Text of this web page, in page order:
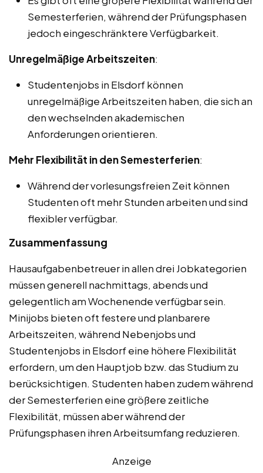
Semesterferien, während der Prüfungsphasen
jedoch eingeschränktere Verfügbarkeit.
Unregelmäßige Arbeitszeiten:
Studentenjobs in Elsdorf können
unregelmäßige Arbeitszeiten haben, die sich an
den wechselnden akademischen
Anforderungen orientieren.
Mehr Flexibilität in den Semesterferien:
Während der vorlesungsfreien Zeit können
Studenten oft mehr Stunden arbeiten und sind
flexibler verfügbar.
Zusammenfassung
Hausaufgabenbetreuer in allen drei Jobkategorien
müssen generell nachmittags, abends und
gelegentlich am Wochenende verfügbar sein.
Minijobs bieten oft festere und planbarere
Arbeitszeiten, während Nebenjobs und
Studentenjobs in Elsdorf eine höhere Flexibilität
erfordern, um den Hauptjob bzw. das Studium zu
berücksichtigen. Studenten haben zudem während
der Semesterferien eine größere zeitliche
Flexibilität, müssen aber während der
Prüfungsphasen ihren Arbeitsumfang reduzieren.
Anzeige